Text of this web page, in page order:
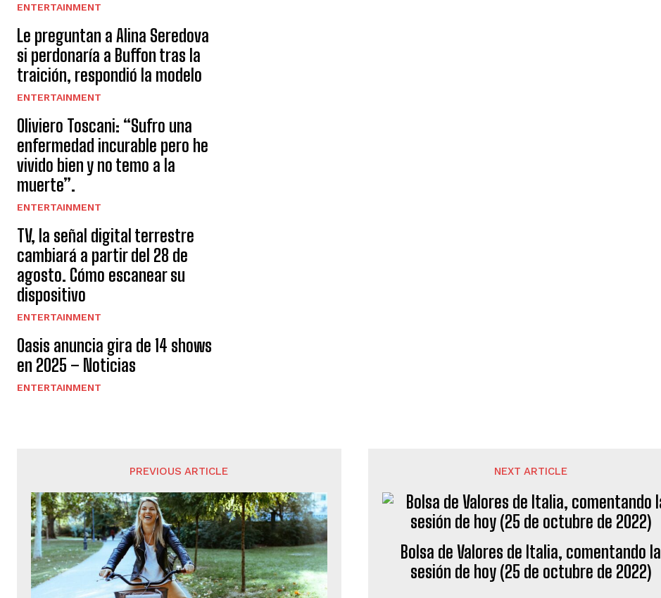
ENTERTAINMENT
Le preguntan a Alina Seredova
si perdonaría a Buffon tras la
traición, respondió la modelo
ENTERTAINMENT
Oliviero Toscani: “Sufro una
enfermedad incurable pero he
vivido bien y no temo a la
muerte”.
ENTERTAINMENT
TV, la señal digital terrestre
cambiará a partir del 28 de
agosto. Cómo escanear su
dispositivo
ENTERTAINMENT
Oasis anuncia gira de 14 shows
en 2025 – Noticias
ENTERTAINMENT
PREVIOUS ARTICLE NEXT ARTICLE
Bolsa de Valores de Italia, comentando la
sesión de hoy (25 de octubre de 2022)